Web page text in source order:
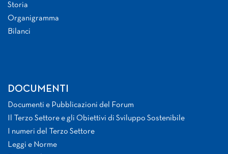
Storia
Organigramma
Bilanci
DOCUMENTI
Documenti e Pubblicazioni del Forum
Il Terzo Settore e gli Obiettivi di Sviluppo Sostenibile
I numeri del Terzo Settore
Leggi e Norme